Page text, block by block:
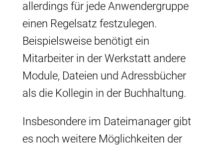
allerdings für jede Anwendergruppe
einen Regelsatz festzulegen.
Beispielsweise benötigt ein
Mitarbeiter in der Werkstatt andere
Module, Dateien und Adressbücher
als die Kollegin in der Buchhaltung.
Insbesondere im Dateimanager gibt
es noch weitere Möglichkeiten der